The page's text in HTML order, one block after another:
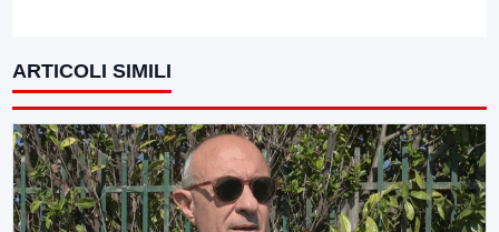
ARTICOLI SIMILI